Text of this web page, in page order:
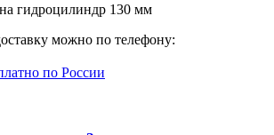
гидроцилиндр 130 мм
можно по телефону:
по России